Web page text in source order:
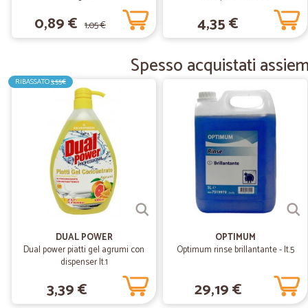
0,89 € 1,05 € 4,35 €
Spesso acquistati
RIBASSATO3,55€
DUAL POWER
Dual power piatti gel agrumi con
dispenser lt.1
3,39 €
OPTIMUM
Optimum rinse brillantante - lt.5
29,19 €